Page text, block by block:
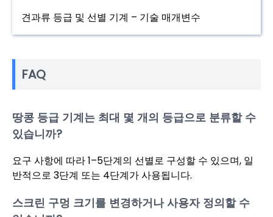
견과류 등급 및 선별 기계 – 기술 매개변수
FAQ
땅콩 등급 기계는 최대 몇 개의 등급으로 분류할 수
있습니까?
요구 사항에 따라 1–5단계의 선별로 구성할 수 있으며, 일
반적으로 3단계 또는 4단계가 사용됩니다.
스크린 구멍 크기를 변경하거나 사용자 정의할 수